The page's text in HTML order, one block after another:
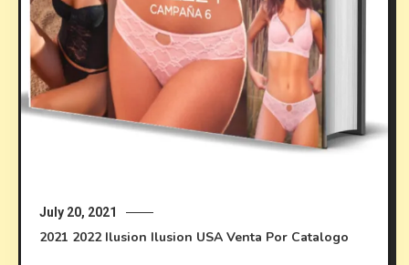
July 20, 2021
2021 2022 Ilusion Ilusion USA Venta Por Catalogo